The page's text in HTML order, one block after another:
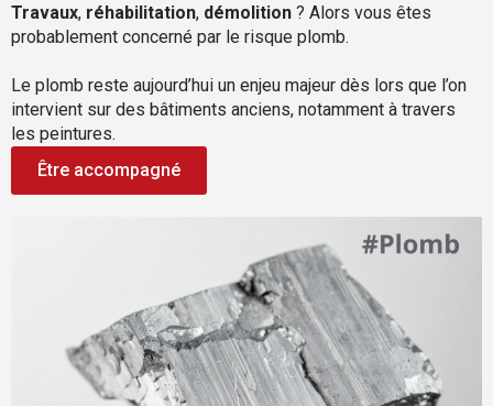
Travaux, réhabilitation, démolition ? Alors vous êtes
probablement concerné par le risque plomb.
Le plomb reste aujourd’hui un enjeu majeur dès lors que l’on
intervient sur des bâtiments anciens, notamment à travers
les peintures.
Être accompagné